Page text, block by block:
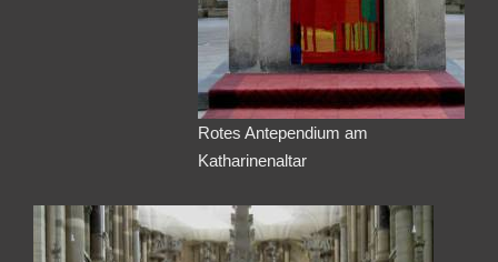
Rotes Antependium am
Katharinenaltar